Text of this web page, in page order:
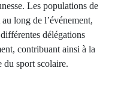
Les populations de
long de l’événement,
délégations
contribuant ainsi à la
du sport scolaire.